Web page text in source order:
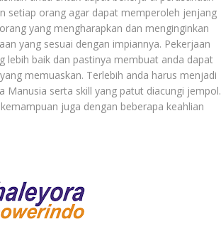
setiap orang agar dapat memperoleh jenjang
yang mengharapkan dan menginginkan
yang sesuai dengan impiannya. Pekerjaan
lebih baik dan pastinya membuat anda dapat
memuaskan. Terlebih anda harus menjadi
serta skill yang patut diacungi jempol.
juga dengan beberapa keahlian